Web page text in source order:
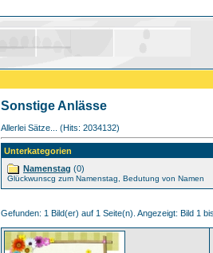
Sonstige Anlässe
Allerlei Sätze... (Hits: 2034132)
Unterkategorien
Namenstag (0)
Glückwunscg zum Namenstag, Bedutung von Namen
Gefunden: 1 Bild(er) auf 1 Seite(n). Angezeigt: Bild 1